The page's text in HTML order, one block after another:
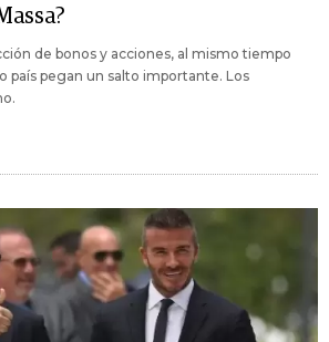
de bonos y acciones, al mismo tiempo
país pegan un salto importante. Los